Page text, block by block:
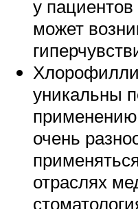
у
может
уникальны
очень
отраслях